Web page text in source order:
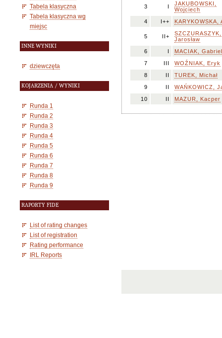
Tabela klasyczna
Tabela klasyczna wg
miejsc
INNE WYNIKI
dziewczęta
KOJARZENIA / WYNIKI
Runda 1
Runda 2
Runda 3
Runda 4
Runda 5
Runda 6
Runda 7
Runda 8
Runda 9
RAPORTY FIDE
List of rating changes
List of registration
Rating performance
IRL Reports
3 I
JAKUBOWSKI,
Wojciech
4
I++ KARYKOWSKA,
5 II+
SZCZURASZYK,
Jarosław
6
I
MACIAK,
7
III
WOŹNIAK, Eryk
8
II
TUREK, Michał
9
II
WAŃKOWICZ,
10
II MAZUR, Kacper